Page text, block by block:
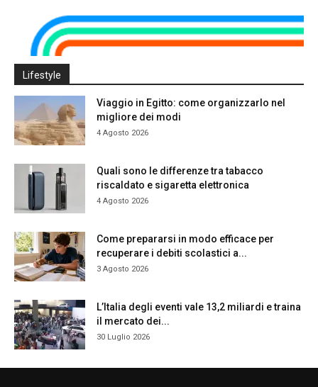
Lifestyle
Viaggio in Egitto: come organizzarlo nel
migliore dei modi
4 Agosto 2026
Quali sono le differenze tra tabacco
riscaldato e sigaretta elettronica
4 Agosto 2026
Come prepararsi in modo efficace per
recuperare i debiti scolastici a...
3 Agosto 2026
L’Italia degli eventi vale 13,2 miliardi e traina
il mercato dei...
30 Luglio 2026